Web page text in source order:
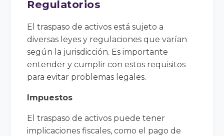
Regulatorios
El traspaso de activos está sujeto a
diversas leyes y regulaciones que varían
según la jurisdicción. Es importante
entender y cumplir con estos requisitos
para evitar problemas legales.
Impuestos
El traspaso de activos puede tener
implicaciones fiscales, como el pago de